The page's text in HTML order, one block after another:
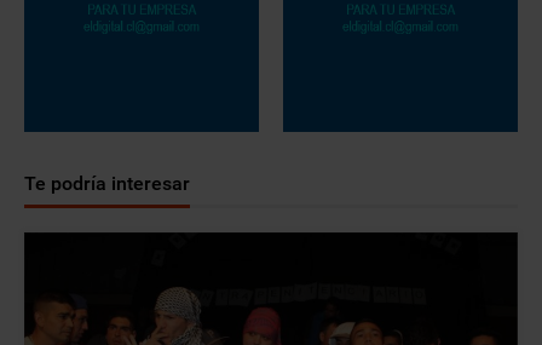
Te podría interesar